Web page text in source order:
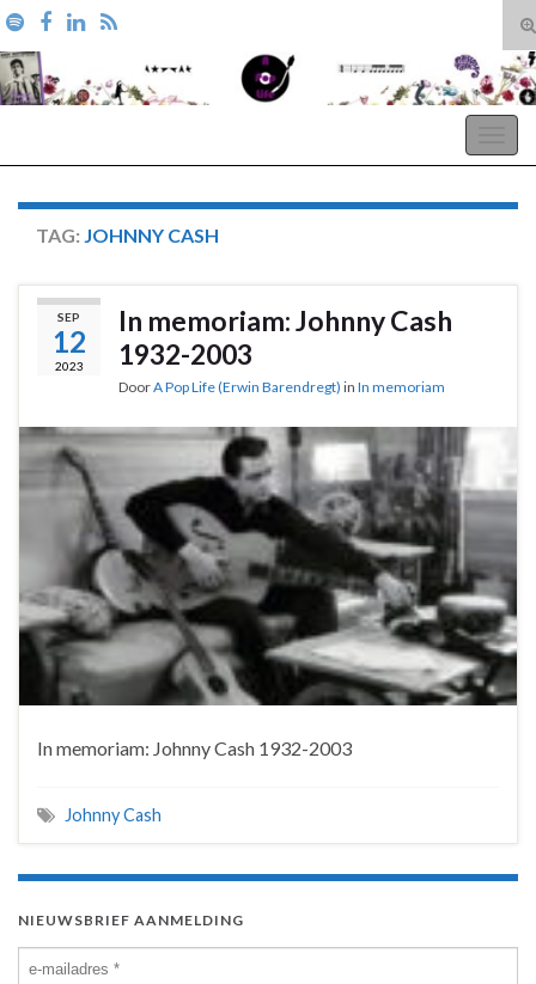
Search for:
TAG: JOHNNY CASH
SEP
12
2023
In memoriam: Johnny Cash
1932-2003
DoorA Pop Life (Erwin Barendregt) in In memoriam
In memoriam: Johnny Cash 1932-2003
Johnny Cash
NIEUWSBRIEF AANMELDING